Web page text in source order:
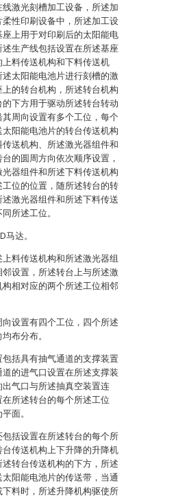
激光刻槽加工设备，所述加
性印刷设备中，所述加工设
上用于对印刷后的太阳能电
生产线包括设置在所述基座
料传送机构和下料传送机
太阳能电池片进行刻槽的激
的转台机构，所述转台机构
下方用于驱动所述转台转动
周向设置有多个工位，每个
阳能电池片的转台传送机构
送机构、所述激光器组件和
的圆周方向依次顺序设置，
器组件和所述下料传送机构
位的位置，随所述转台的转
激光器组件和所述下料传送
所述工位。
马达。
料传送机构和所述激光器组
设置，所述转台上与所述激
相对应的两个所述工位相邻
设置有四个工位，四个所述
布分布。
括具有抽气通道的支撑装置
的进气口设置在所述支撑装
气口与所述抽真空装置连
所述转台的每个所述工位
面。
括设置在所述转台的每个所
传送机构上下升降的升降机
转台传送机构的下方，所述
阳能电池片的传送带，当通
料时，所述升降机构驱使所